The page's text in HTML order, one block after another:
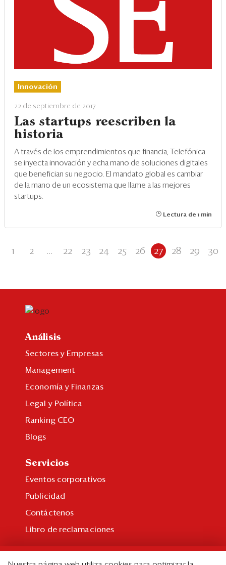
Innovación
22 de septiembre de 2017
Las startups reescriben la
historia
A través de los emprendimientos que financia, Telefónica
se inyecta innovación y echa mano de soluciones digitales
que benefician su negocio. El mandato global es cambiar
de la mano de un ecosistema que llame a las mejores
startups.
Lectura de 1 min
1 2 ... 22 23 24 25 26 27 28 29 30
Análisis
Sectores y Empresas
Management
Economía y Finanzas
Legal y Política
Ranking CEO
Blogs
Servicios
Eventos corporativos
Publicidad
Contáctenos
Libro de reclamaciones